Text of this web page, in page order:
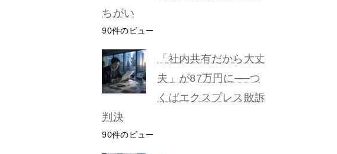
ちがい
90件のビュー
「社内共有だから大丈
夫」が87万円に──つ
くばエクスプレス敗訴
判決
90件のビュー